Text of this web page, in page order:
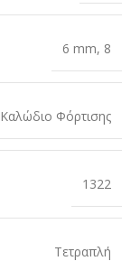
6 mm, 8
Καλώδιο Φόρτισης
1322
Τετραπλή